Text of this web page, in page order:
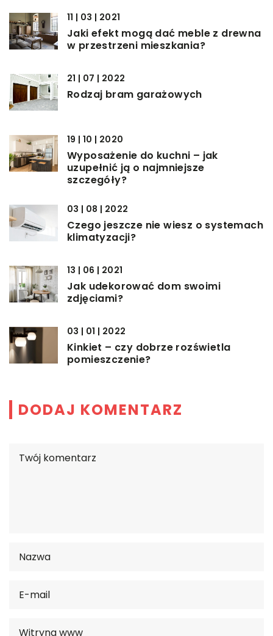
11 | 03 | 2021
Jaki efekt mogą dać meble z drewna
w przestrzeni mieszkania?
21 | 07 | 2022
Rodzaj bram garażowych
19 | 10 | 2020
Wyposażenie do kuchni – jak
uzupełnić ją o najmniejsze
szczegóły?
03 | 08 | 2022
Czego jeszcze nie wiesz o systemach
klimatyzacji?
13 | 06 | 2021
Jak udekorować dom swoimi
zdjęciami?
03 | 01 | 2022
Kinkiet – czy dobrze rozświetla
pomieszczenie?
DODAJ KOMENTARZ